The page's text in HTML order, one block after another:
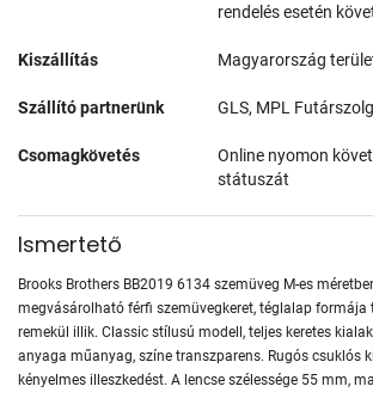
rendelés esetén
Kiszállítás Magyarország
Szállító partnerünk GLS, MPL
Csomagkövetés
Online nyomon
státuszát
Ismertető
Brooks Brothers BB2019 6134 szemüveg M-es
megvásárolható férfi szemüvegkeret, téglalap
remekül illik. Classic stílusú modell, teljes keretes
anyaga műanyag, színe transzparens. Rugós csuklós
kényelmes illeszkedést. A lencse szélessége 55 mm,